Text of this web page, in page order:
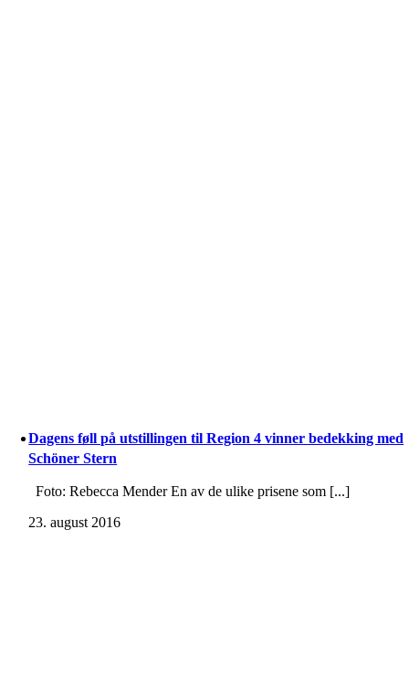
Dagens føll på utstillingen til Region 4 vinner bedekking med
Schöner Stern
Foto: Rebecca Mender En av de ulike prisene som [...]
23. august 2016